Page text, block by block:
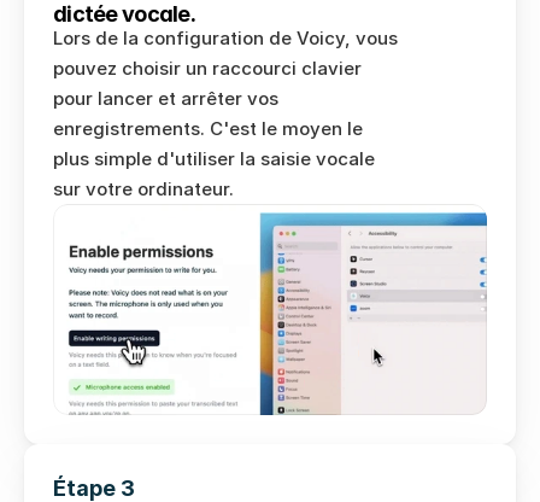
dictée vocale.
Lors de la configuration de Voicy, vous
pouvez choisir un raccourci clavier
pour lancer et arrêter vos
enregistrements. C'est le moyen le
plus simple d'utiliser la saisie vocale
sur votre ordinateur.
Étape 3